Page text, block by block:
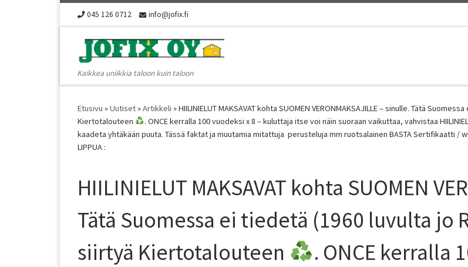
045 126 0712 info@jofix.fi
Kaikkea uniikkia taloon kuin taloon
Etusivu »Uutiset»Artikkeli »HIILINIELUT MAKSAVAT kohta SUOMEN VERONMAKSAJILLE – sinulle. Tätä
Kiertotalouteen
. ONCE kerralla 100 vuodeksi x 8 – kuluttaja itse voi näin suoraan vaikuttaa, vahvistaa
kaadeta yhtäkään puuta. Tässä faktat ja muutamia mitattuja perusteluja mm ruotsalainen BASTA Sertifikaatti /
LIPPUA :
HIILINIELUT MAKSAVAT kohta SUOMEN
Tätä Suomessa ei tiedetä (1960 luvulta jo
siirtyä Kiertotalouteen
. ONCE kerralla